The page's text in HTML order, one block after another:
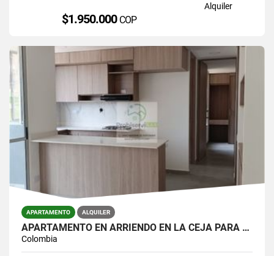
Alquiler
$1.950.000 COP
APARTAMENTO ALQUILER
APARTAMENTO EN ARRIENDO EN LA CEJA PARA ESTRENAR EN UNIDAD CERRADA.
Colombia